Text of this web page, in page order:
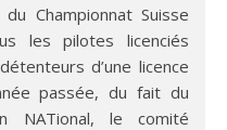
Championnat Suisse
les pilotes licenciés
d’une licence
passée, du fait du
NATional, le comité